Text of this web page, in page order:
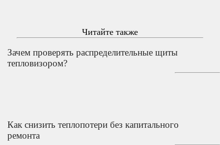
Читайте также
Зачем проверять распределительные щиты
тепловизором?
Как снизить теплопотери без капитального
ремонта